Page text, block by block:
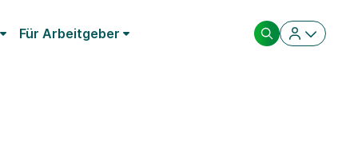
Für Arbeitgeber